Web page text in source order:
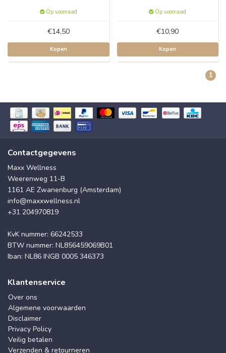
Op voorraad
€14,50
Kopen
Op voorraad
€10,90
Kopen
1
Contactgegevens
Maxx Wellness
Weerenweg 11-B
1161 AE Zwanenburg (Amsterdam)
info@maxxwellness.nl
+31 204970819
KvK nummer: 66242533
BTW nummer: NL856459069B01
Iban: NL86 INGB 0005 346373
Klantenservice
Over ons
Algemene voorwaarden
Disclaimer
Privacy Policy
Veilig betalen
Verzenden & retourneren